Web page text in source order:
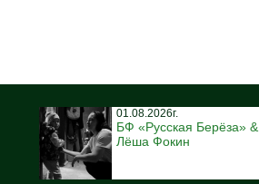
01.08.2026г.
БФ «Русская Берёза» &
Лёша Фокин